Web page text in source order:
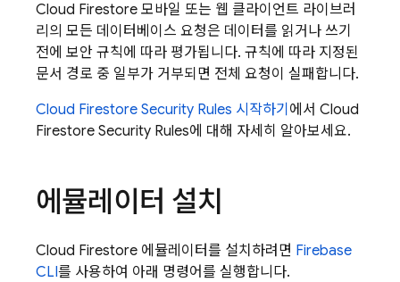
Cloud Firestore 모바일 또는 웹 클라이언트 라이브러
리의 모든 데이터베이스 요청은 데이터를 읽거나 쓰기
전에 보안 규칙에 따라 평가됩니다. 규칙에 따라 지정된
문서 경로 중 일부가 거부되면 전체 요청이 실패합니다.
Cloud Firestore Security Rules 시작하기 에서 Cloud
Firestore Security Rules에 대해 자세히 알아보세요.
에뮬레이터 설치
Cloud Firestore 에뮬레이터를 설치하려면 Firebase
CLI를 사용하여 아래 명령어를 실행합니다.